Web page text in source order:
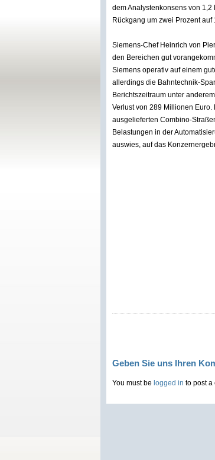
dem Analystenkonsens von
Rückgang um zwei Prozent
Siemens-Chef Heinrich von
den Bereichen gut
Siemens operativ auf einem
allerdings die Bahntechnik-
Berichtszeitraum unter
Verlust von 289 Millionen
ausgelieferten Combino-
Belastungen in der
auswies, auf das
Geben Sie uns Ihren
You must be logged in to post a